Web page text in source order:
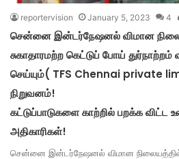
reportervision January 5, 2023 4
சென்னை இன்டர்நேஷனல் விமான
சுகாதாரமற்ற கெட்டுப் போய்
செய்யும்( TFS Chennai private
நிறுவனம்!
கட்டுப்பாடுகளை காற்றில் பறக்க விட்ட
அதிகாரிகள்!
சென்னை இன்டர்நேஷனல் விமான நிலையத்தில்